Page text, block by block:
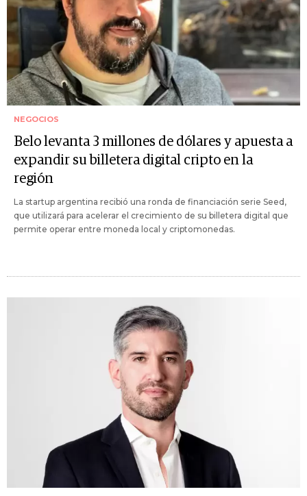
NEGOCIOS
Belo levanta 3 millones de dólares y apuesta a
expandir su billetera digital cripto en la
región
La startup argentina recibió una ronda de financiación serie Seed,
que utilizará para acelerar el crecimiento de su billetera digital que
permite operar entre moneda local y criptomonedas.